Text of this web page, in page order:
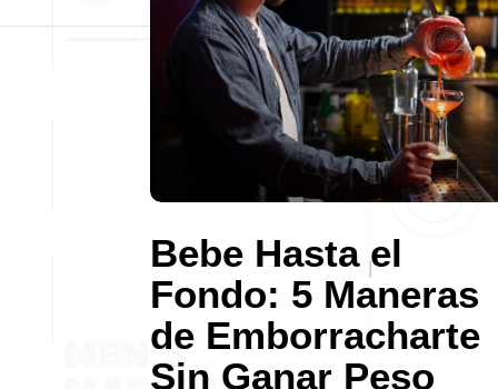
Bebe Hasta el
Fondo: 5 Maneras
de Emborracharte
Sin Ganar Peso